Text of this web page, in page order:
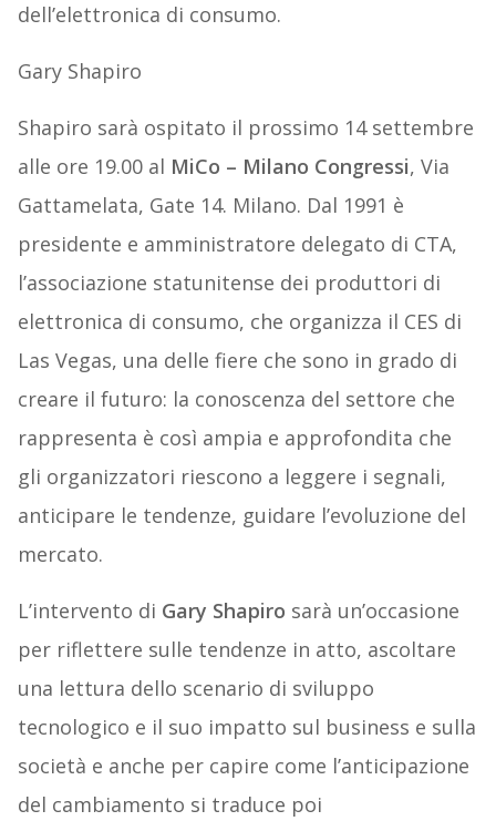
dell’elettronica di consumo.
Gary Shapiro
Shapiro sarà ospitato il prossimo 14 settembre
alle ore 19.00 al MiCo – Milano Congressi, Via
Gattamelata, Gate 14. Milano. Dal 1991 è
presidente e amministratore delegato di CTA,
l’associazione statunitense dei produttori di
elettronica di consumo, che organizza il CES di
Las Vegas, una delle fiere che sono in grado di
creare il futuro: la conoscenza del settore che
rappresenta è così ampia e approfondita che
gli organizzatori riescono a leggere i segnali,
anticipare le tendenze, guidare l’evoluzione del
mercato.
L’intervento di Gary Shapiro sarà un’occasione
per riflettere sulle tendenze in atto, ascoltare
una lettura dello scenario di sviluppo
tecnologico e il suo impatto sul business e sulla
società e anche per capire come l’anticipazione
del cambiamento si traduce poi